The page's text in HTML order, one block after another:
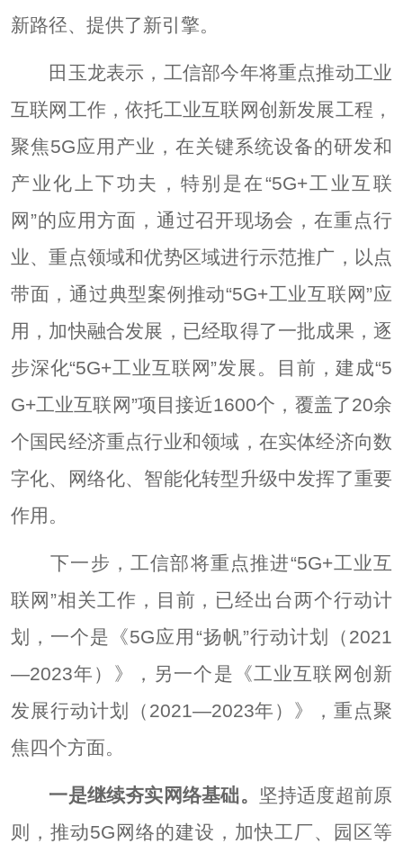
新路径、提供了新引擎。
田玉龙表示，工信部今年将重点推动工业
互联网工作，依托工业互联网创新发展工程，
聚焦5G应用产业，在关键系统设备的研发和
产业化上下功夫，特别是在“5G+工业互联
网”的应用方面，通过召开现场会，在重点行
业、重点领域和优势区域进行示范推广，以点
带面，通过典型案例推动“5G+工业互联网”应
用，加快融合发展，已经取得了一批成果，逐
步深化“5G+工业互联网”发展。目前，建成“5
G+工业互联网”项目接近1600个，覆盖了20余
个国民经济重点行业和领域，在实体经济向数
字化、网络化、智能化转型升级中发挥了重要
作用。
下一步，工信部将重点推进“5G+工业互
联网”相关工作，目前，已经出台两个行动计
划，一个是《5G应用“扬帆”行动计划（2021
—2023年）》，另一个是《工业互联网创新
发展行动计划（2021—2023年）》，重点聚
焦四个方面。
一是继续夯实网络基础。 坚持适度超前原
则，推动5G网络的建设，加快工厂、园区等